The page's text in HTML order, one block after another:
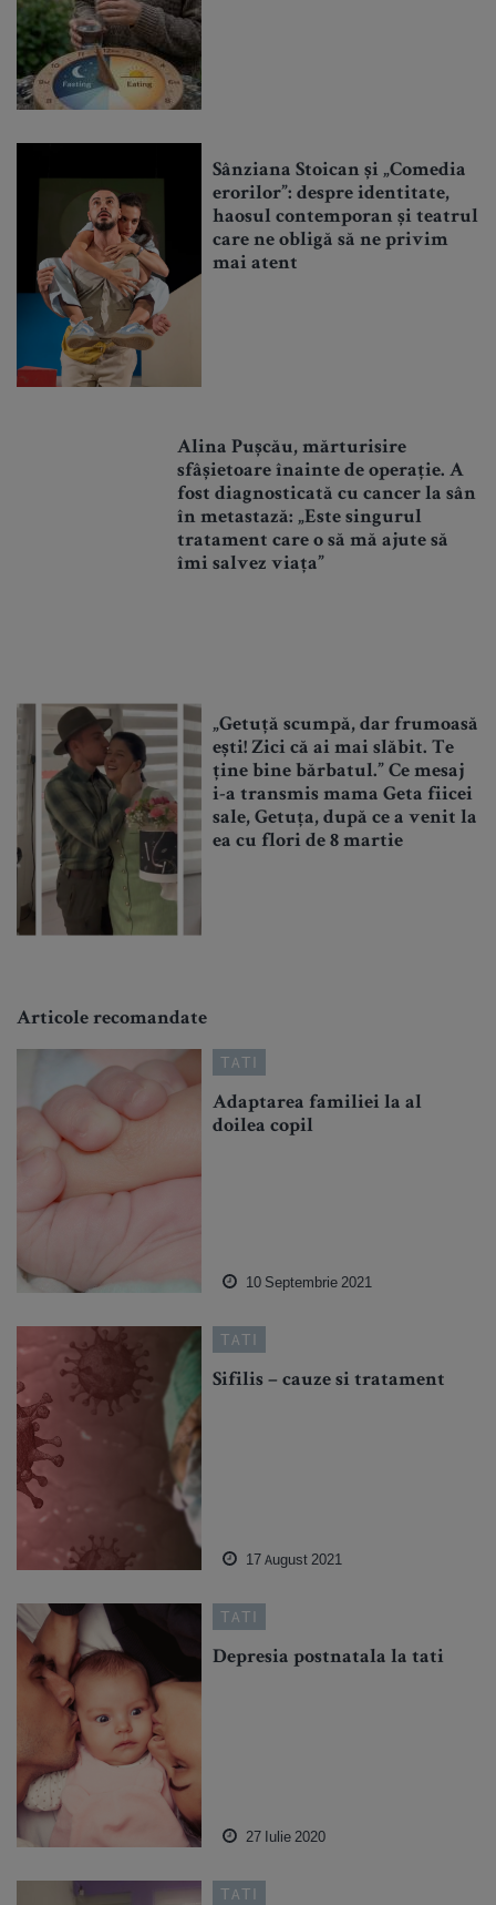
Sânziana Stoican și „Comedia
erorilor”: despre identitate,
haosul contemporan și teatrul
care ne obligă să ne privim
mai atent
Alina Pușcău, mărturisire
sfâșietoare înainte de operație. A
fost diagnosticată cu cancer la sân
în metastază: „Este singurul
tratament care o să mă ajute să
îmi salvez viața”
„Getuță scumpă, dar frumoasă
ești! Zici că ai mai slăbit. Te
ține bine bărbatul.” Ce mesaj
i-a transmis mama Geta fiicei
sale, Getuța, după ce a venit la
ea cu flori de 8 martie
Articole recomandate
TATI
Adaptarea familiei la al
doilea copil
10 Septembrie 2021
TATI
Sifilis – cauze si tratament
17 August 2021
TATI
Depresia postnatala la tati
27 Iulie 2020
TATI